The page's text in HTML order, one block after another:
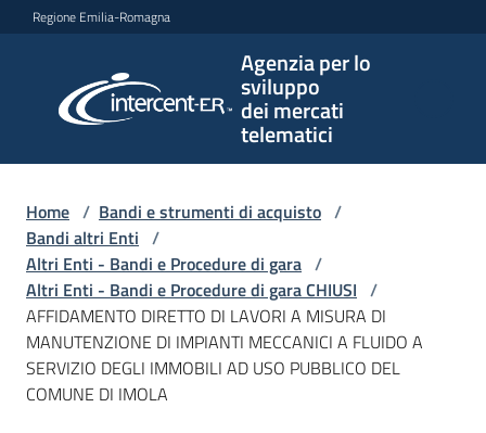
Vai al contenuto
Vai alla navigazione
Vai al footer
Regione Emilia-Romagna
Agenzia per lo
sviluppo
dei mercati
telematici
per lo
sviluppo
telematici
L'Agenzia
Bandi
Home / Bandi e strumenti di acquisto /
Bandi altri Enti /
Altri Enti - Bandi e Procedure di gara /
Altri Enti - Bandi e Procedure di gara CHIUSI /
AFFIDAMENTO DIRETTO DI LAVORI A MISURA DI
MANUTENZIONE DI IMPIANTI MECCANICI A FLUIDO A
SERVIZIO DEGLI IMMOBILI AD USO PUBBLICO DEL
COMUNE DI IMOLA